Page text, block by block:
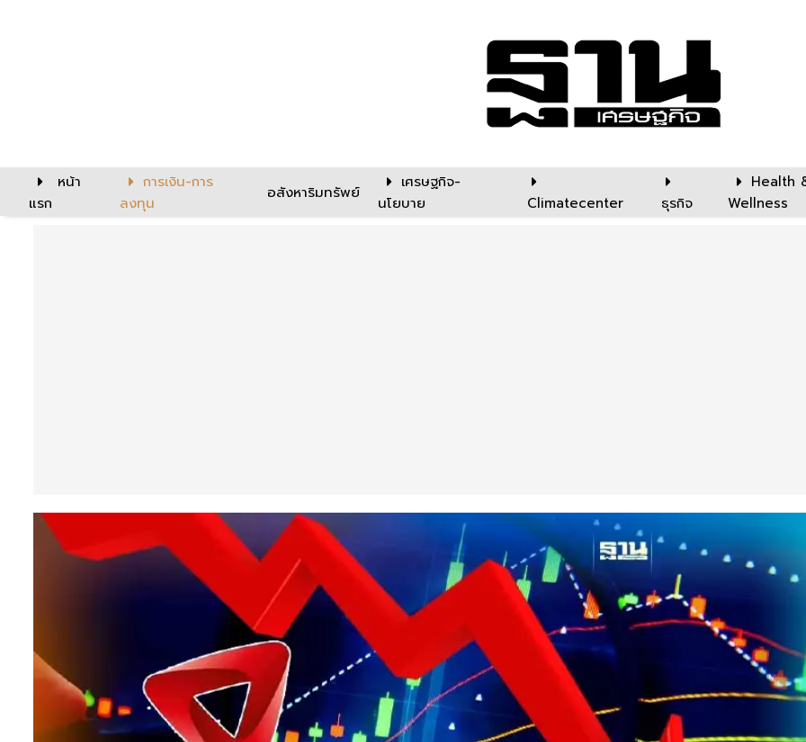
หน้า
แรก
การเงิน-การ
ลงทุน
อสังหาริมทรัพย์
เศรษฐกิจ-
นโยบาย
Climatecenter ธุรกิจ
Health
Wellness